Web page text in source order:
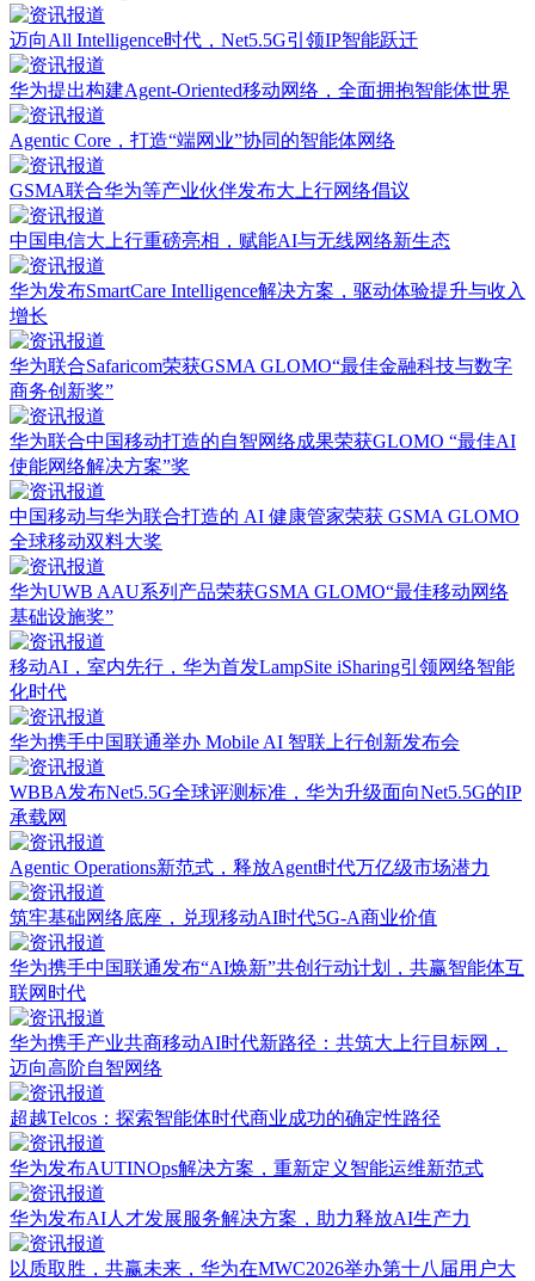
迈向All Intelligence时代，Net5.5G引领IP智能跃迁
华为提出构建Agent-Oriented移动网络，全面拥抱智能体世界
Agentic Core，打造“端网业”协同的智能体网络
GSMA联合华为等产业伙伴发布大上行网络倡议
中国电信大上行重磅亮相，赋能AI与无线网络新生态
华为发布SmartCare Intelligence解决方案，驱动体验提升与收入
增长
华为联合Safaricom荣获GSMA GLOMO“最佳金融科技与数字
商务创新奖”
华为联合中国移动打造的自智网络成果荣获GLOMO “最佳AI
使能网络解决方案”奖
中国移动与华为联合打造的 AI 健康管家荣获 GSMA GLOMO
全球移动双料大奖
华为UWB AAU系列产品荣获GSMA GLOMO“最佳移动网络
基础设施奖”
移动AI，室内先行，华为首发LampSite iSharing引领网络智能
化时代
华为携手中国联通举办 Mobile AI 智联上行创新发布会
WBBA发布Net5.5G全球评测标准，华为升级面向Net5.5G的IP
承载网
Agentic Operations新范式，释放Agent时代万亿级市场潜力
筑牢基础网络底座，兑现移动AI时代5G-A商业价值
华为携手中国联通发布“AI焕新”共创行动计划，共赢智能体互
联网时代
华为携手产业共商移动AI时代新路径：共筑大上行目标网，
迈向高阶自智网络
超越Telcos：探索智能体时代商业成功的确定性路径
华为发布AUTINOps解决方案，重新定义智能运维新范式
华为发布AI人才发展服务解决方案，助力释放AI生产力
以质取胜，共赢未来，华为在MWC2026举办第十八届用户大